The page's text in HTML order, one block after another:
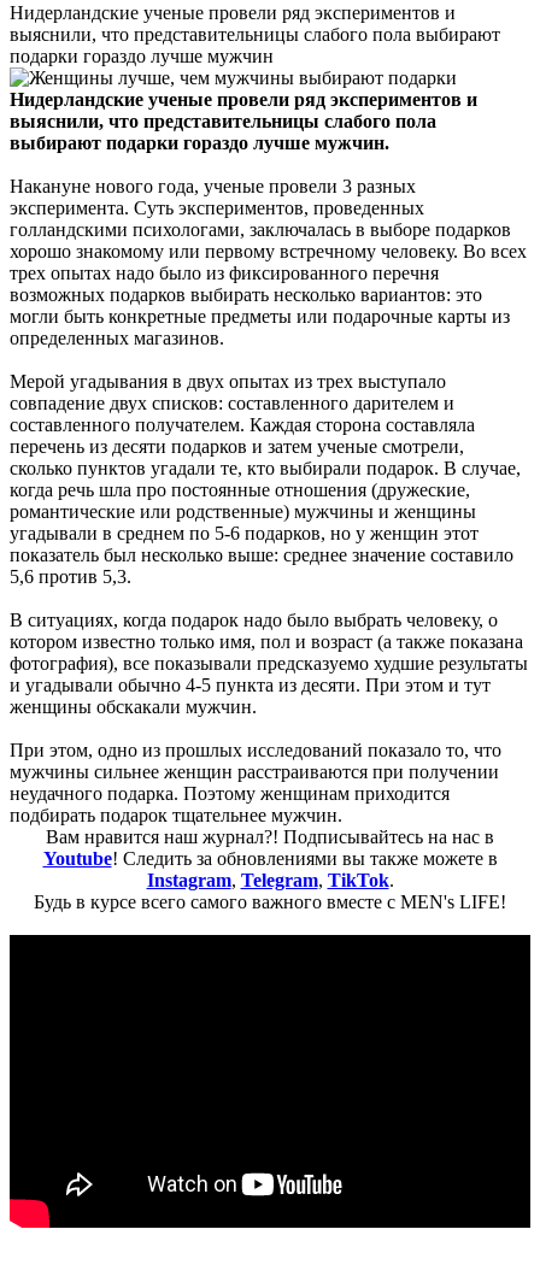
Нидерландские ученые провели ряд экспериментов и
выяснили, что представительницы слабого пола выбирают
подарки гораздо лучше мужчин
Нидерландские ученые провели ряд экспериментов и
выяснили, что представительницы слабого пола
выбирают подарки гораздо лучше мужчин.
Накануне нового года, ученые провели 3 разных
эксперимента. Суть экспериментов, проведенных
голландскими психологами, заключалась в выборе подарков
хорошо знакомому или первому встречному человеку. Во всех
трех опытах надо было из фиксированного перечня
возможных подарков выбирать несколько вариантов: это
могли быть конкретные предметы или подарочные карты из
определенных магазинов.
Мерой угадывания в двух опытах из трех выступало
совпадение двух списков: составленного дарителем и
составленного получателем. Каждая сторона составляла
перечень из десяти подарков и затем ученые смотрели,
сколько пунктов угадали те, кто выбирали подарок. В случае,
когда речь шла про постоянные отношения (дружеские,
романтические или родственные) мужчины и женщины
угадывали в среднем по 5-6 подарков, но у женщин этот
показатель был несколько выше: среднее значение составило
5,6 против 5,3.
В ситуациях, когда подарок надо было выбрать человеку, о
котором известно только имя, пол и возраст (а также показана
фотография), все показывали предсказуемо худшие результаты
и угадывали обычно 4-5 пункта из десяти. При этом и тут
женщины обскакали мужчин.
При этом, одно из прошлых исследований показало то, что
мужчины сильнее женщин расстраиваются при получении
неудачного подарка. Поэтому женщинам приходится
подбирать подарок тщательнее мужчин.
Вам нравится наш журнал?! Подписывайтесь на нас в
Youtube! Следить за обновлениями вы также можете в
Instagram, Telegram, TikTok.
Будь в курсе всего самого важного вместе с MEN's LIFE!